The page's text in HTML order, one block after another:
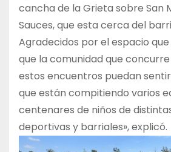
cancha de la Grieta sobre San
Sauces, que esta cerca del
Agradecidos por el espacio
que la comunidad que
estos encuentros puedan
que están compitiendo varios
centenares de niños de
deportivas y barriales», explicó.